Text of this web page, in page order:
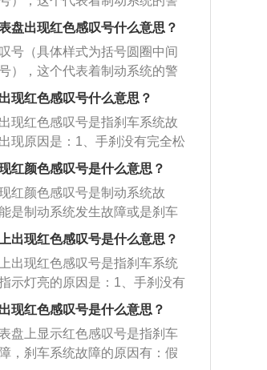
过低时，该警告灯就会亮起。
车胎压，将胎压恢复到正常范
光故障：黄色灯泡感叹号，这
障指示灯，提示有车灯出现故
决方案：尽快去4s店检查处理，
行检查，重点检查是转向灯、
照明灯等常用的灯泡，看看是
了问题。
自动变速器故障警告灯，说明
在故障或变速箱润滑油低于正
需及时更换变速箱油。胎压异
下面一横中间有感叹号，这个
过低时，该警告灯就会亮起。
车胎压，将胎压恢复到正常范
光故障：黄色灯泡感叹号，这
障指示灯，提示有车灯出现故
决方案：尽快去4s店检查处理，
行检查，重点检查是转向灯、
照明灯等常用的灯泡，看看是
了问题。
机油压力传感器故障等。需要
店进行检修，查出故障来源。自
故障：黄色齿轮里面有感叹
自动变速器故障警告灯，说明
在故障或变速箱润滑油低于正
需及时更换变速箱油。胎压异
下面一横中间有感叹号，这个
过低时，该警告灯就会亮起。
车胎压，将胎压恢复到正常范
光故障：黄色灯泡感叹号，这
障指示灯，提示有车灯出现故
方案：尽快去4s店检查处理，
行检查，重点检查是转向灯、
照明灯等常用的灯泡，看看是
了问题。
色齿轮里面有感叹号，这是自
故障警告灯，说明变速箱存在
速箱润滑油低于正常范围。需
变速箱油。胎压异常：括号下
间有感叹号，这个代表着轮胎
警示灯，当汽车的轮胎气压过
警告灯就会亮起。需检查汽车
胎压恢复到正常范围内。灯光
色灯泡感叹号，这是灯光故障
提示有车灯出现故障。解决方
点检查是转向灯、雾灯、内照
用的灯泡，看看是哪里出现了
有一种红色感叹号括号圆圈中
号，这个代表着制动系统的警
有制动系统发生故障和制动液
需立即检修制动系统，避免发
色感叹号，汽车上的其余感叹
色，分别是常规性故障、自动
障、胎压异常、灯光故障。以
情况的具体分析：常规性故障：
汽车的常规性能或者部件和功
障。主要有驻车传感器故障、
干预或出现故障、外部车灯故
机油压力传感器故障等。需要
店进行检修，查出故障来源。自
故障：黄色齿轮里面有感叹
自动变速器故障警告灯，说明
在故障或变速箱润滑油低于正
需及时更换变速箱油。胎压异
下面一横中间有感叹号，这个
过低时，该警告灯就会亮起。
车胎压，将胎压恢复到正常范
光故障：黄色灯泡感叹号，这
有制动系统发生故障和制动液
解决方案：需立即检修制动系
发生事故。除了代表制动系统
色感叹号，汽车上的其余感叹
色，分别是常规性故障、自动
障、胎压异常、灯光故障。以
情况的具体分析：常规性故障：
汽车的常规性能或者部件和功
障。主要有驻车传感器故障、
干预或出现故障、外部车灯故
机油压力传感器故障等。需要
进行检修，查出故障来源。自
故障：黄色齿轮里面有感叹
自动变速器故障警告灯，说明
在故障或变速箱润滑油低于正
需及时更换变速箱油。胎压异
下面一横中间有感叹号，这个
盘出现红色感叹号什么意思？
号（具体样式为括号圆圈中间
），这个代表着制动系统的警
有制动系统发生故障和制动液
解决方案：需立即检修制动系
发生事故。除了代表制动系统
色感叹号，汽车上的其余感叹
色，分别是常规性故障、自动
障、胎压异常、灯光故障。以
情况的具体分析：常规性故障：
汽车的常规性能或者部件和功
障。主要有驻车传感器故障、
干预或出现故障、外部车灯故
机油压力传感器故障等。需要
进行检修，查出故障来源。自
故障：黄色齿轮里面有感叹
自动变速器故障警告灯，说明
现红色感叹号什么意思？
现红色感叹号是指刹车系统故
现原因是：1、手刹没有完全松
刹车油液位较低；3、刹车片磨
仪表盘上出现红色感叹号时需
驶，尽快检查维修。仪表盘上
示灯有：1、机油指示灯：用来
机内机油的压力状况；2、发动
：显示车辆发动机的工作状
轮胎气压监测指示灯：实时监测
状态。
红颜色感叹号是什么意思？
红颜色感叹号是制动系统故
是制动系统发生故障或是刹车
重等原因造成的，此时应低速
快到汽修厂检查。信号灯亮起
辆某个部位存在故障，感叹号
是其中之一。制动系统故障灯
刹车油液位过低造成的，制动
的制动系统中起着至关重要的
驾驶者踩制动踏板时，从踏板
出现红色感叹号是什么意思？
出现红色感叹号是指刹车系统
示灯亮的原因是：1、手刹没有
；2、刹车油液位较低；3、刹
严重。仪表盘上出现红色感叹
谨慎驾驶，尽快检查维修。仪
他的指示灯有：1、轮胎气压监
现红色感叹号是什么意思？
盘上显示红色感叹号是指刹车
，刹车系统故障的原因有：假